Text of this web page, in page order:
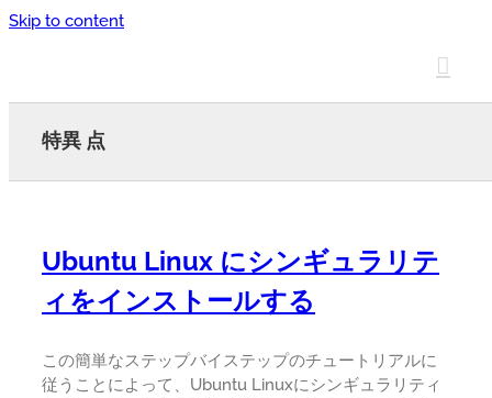
Skip to content
特異 点
Ubuntu Linux にシンギュラリテ
ィをインストールする
この簡単なステップバイステップのチュートリアルに
従うことによって、Ubuntu Linuxにシンギュラリティ